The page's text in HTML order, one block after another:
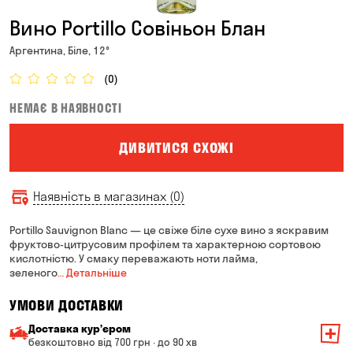
Вино Portillo Совіньон Блан
Аргентина, Біле, 12°
(0)
НЕМАЄ В НАЯВНОСТІ
ДИВИТИСЯ СХОЖІ
Наявність в магазинах (0)
Portillo Sauvignon Blanc — це свіже біле сухе вино з яскравим
фруктово-цитрусовим профілем та характерною сортовою
кислотністю. У смаку переважають ноти лайма,
зеленого… Детальніше
УМОВИ ДОСТАВКИ
Доставка курʼєром
безкоштовно від 700 грн · до 90 хв